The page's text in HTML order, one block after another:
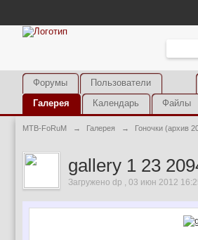
Форумы
Пользователи
Галерея
Календарь Файлы
MTB-FoRuM → Галерея → Гоночки (архив
gallery 1 23
Загружено dp , 03 июн 2012